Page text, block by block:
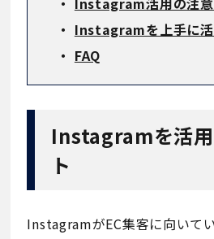
・ Instagramを上手に活
・ FAQ
Instagramを活
ト
InstagramがEC集客に向いて